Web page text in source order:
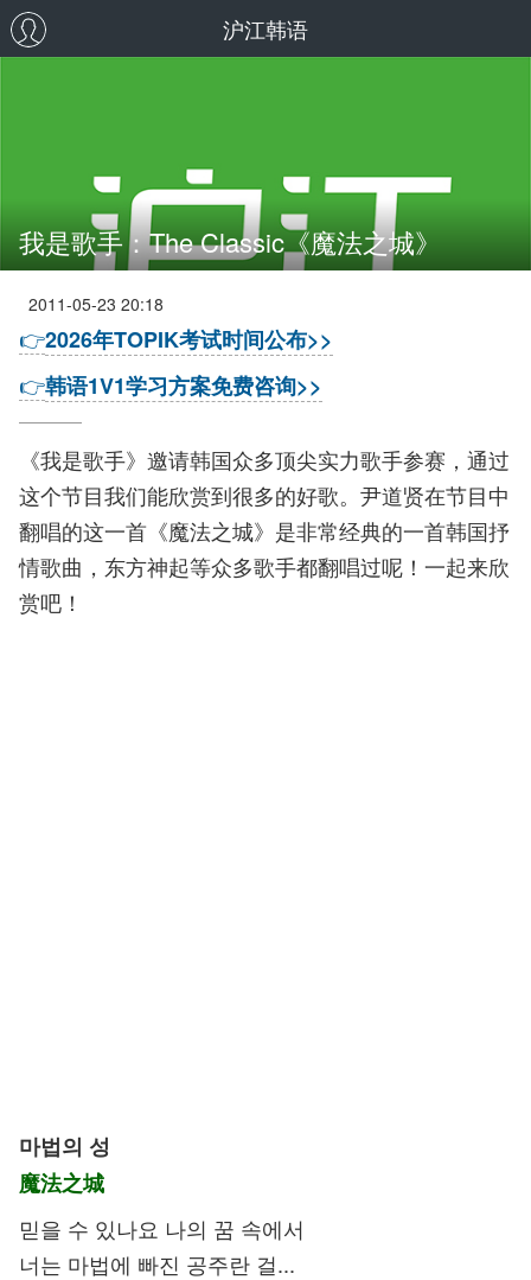
沪江韩语
我是歌手：The Classic《魔法之城》
2011-05-23 20:18
👉2026年TOPIK考试时间公布>>
👉韩语1V1学习方案免费咨询>>
《我是歌手》邀请韩国众多顶尖实力歌手参赛，通过
这个节目我们能欣赏到很多的好歌。尹道贤在节目中
翻唱的这一首《魔法之城》是非常经典的一首韩国抒
情歌曲，东方神起等众多歌手都翻唱过呢！一起来欣
赏吧！
마법의 성
魔法之城
믿을 수 있나요 나의 꿈 속에서
너는 마법에 빠진 공주란 걸...